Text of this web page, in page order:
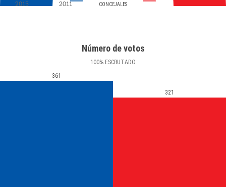
CONCEJALES
2015 2011
Número de votos
100% ESCRUTADO
361
321